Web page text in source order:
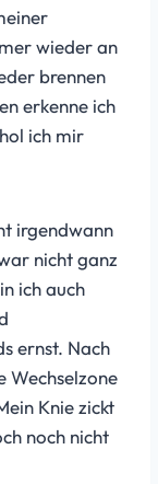
wieder an
brennen
erkenne ich
ich mir
irgendwann
nicht ganz
ich auch
ernst. Nach
Wechselzone
Knie zickt
noch nicht